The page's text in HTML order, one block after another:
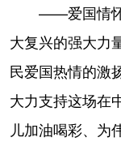
——爱国情怀
大复兴的强大力
民爱国热情的激
大力支持这场在
儿加油喝彩、为